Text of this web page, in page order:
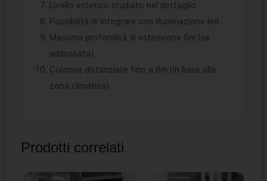
Livello estetico studiato nel dettaglio
Possibilità di integrare con illuminazione led
Massima profondità di estensione 6m (se
addossata)
Colonne distanziate fino a 6m (in base alla
zona climatica)
Prodotti correlati